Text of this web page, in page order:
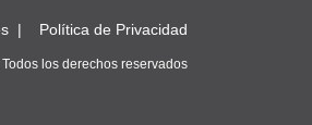
Política de Privacidad
los derechos reservados